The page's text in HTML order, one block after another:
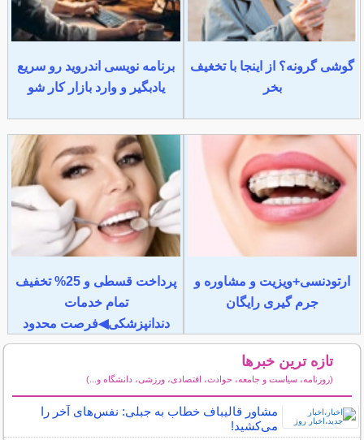
گوشی گرونه؟ از اینجا با تخغیف
بخر
برنامه نویسی اندروید رو سریع
یادبگیر و وارد بازار کار شو
ارتودنسی+ویزیت و مشاوره و
جرم گیری رایگان
پرداخت قسطی و 25% تخفیف
تمام خدمات
دندانپزشکی◀فرصت محدود
تازه ترین خبرها
(روزنامه، سیاست و جامعه، حوادث، اقتصادی، ورزشی، دانشگاه و...)
مشاور قالیباف خطاب به جبلی: نفس‌های آخر را
می‌کشید!